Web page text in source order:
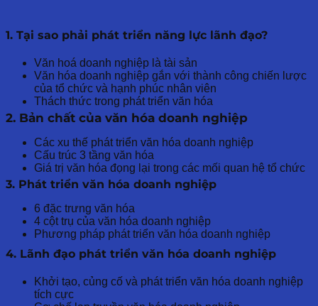
1. Tại sao phải phát triển năng lực lãnh đạo?
Văn hoá doanh nghiệp là tài sản
Văn hóa doanh nghiệp gắn với thành công chiến lược
của tổ chức và hạnh phúc nhân viên
Thách thức trong phát triển văn hóa
2. Bản chất của văn hóa doanh nghiệp
Các xu thế phát triển văn hóa doanh nghiệp
Cấu trúc 3 tầng văn hóa
Giá trị văn hóa đọng lại trong các mối quan hệ tổ chức
3. Phát triển văn hóa doanh nghiệp
6 đặc trưng văn hóa
4 cột trụ của văn hóa doanh nghiệp
Phương pháp phát triển văn hóa doanh nghiệp
4. Lãnh đạo phát triển văn hóa doanh nghiệp
Khởi tạo, củng cố và phát triển văn hóa doanh nghiệp
tích cực